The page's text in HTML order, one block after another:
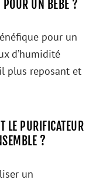
UN BÉBÉ ?
pour un
d’humidité
plus reposant et
LE PURIFICATEUR
?
un